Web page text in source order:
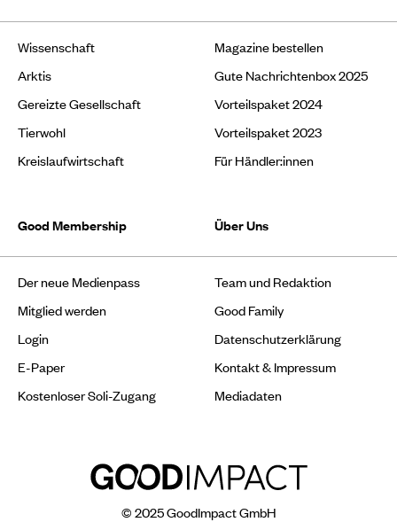
Wissenschaft
Arktis
Gereizte Gesellschaft
Tierwohl
Kreislaufwirtschaft
Magazine bestellen
Gute Nachrichtenbox 2025
Vorteilspaket 2024
Vorteilspaket 2023
Für Händler:innen
Good Membership
Der neue Medienpass
Mitglied werden
Login
E-Paper
Kostenloser Soli-Zugang
Über Uns
Team und Redaktion
Good Family
Datenschutzerklärung
Kontakt & Impressum
Mediadaten
© 2025 GoodImpact GmbH